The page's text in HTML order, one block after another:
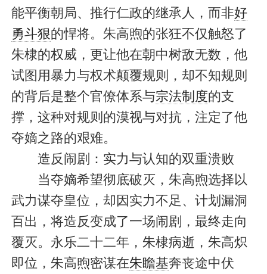
能平衡朝局、推行仁政的继承人，而非好
勇斗狠的悍将。朱高煦的张狂不仅触怒了
朱棣的权威，更让他在朝中树敌无数，他
试图用暴力与权术颠覆规则，却不知规则
的背后是整个官僚体系与宗法制度的支
撑，这种对规则的漠视与对抗，注定了他
夺嫡之路的艰难。
造反闹剧：实力与认知的双重溃败
当夺嫡希望彻底破灭，朱高煦选择以
武力谋夺皇位，却因实力不足、计划漏洞
百出，将造反变成了一场闹剧，最终走向
覆灭。永乐二十二年，朱棣病逝，朱高炽
即位，朱高煦密谋在朱瞻基奔丧途中伏